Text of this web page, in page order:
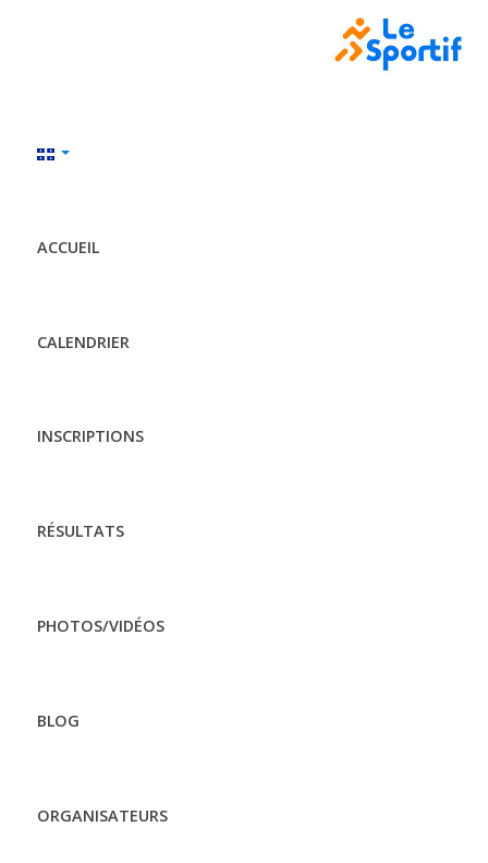
ACCUEIL
CALENDRIER
INSCRIPTIONS
RÉSULTATS
PHOTOS/VIDÉOS
BLOG
ORGANISATEURS